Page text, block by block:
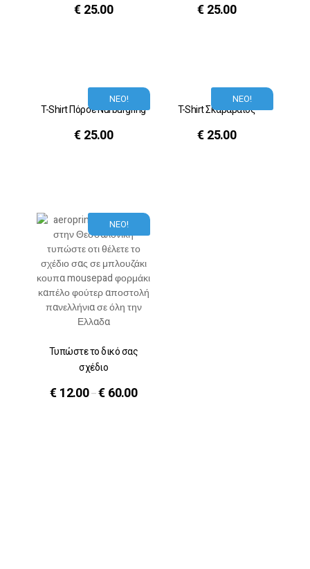
€ 25.00 € 25.00
ΝΕΟ!
T-Shirt Πόρσε Nurburgring
€ 25.00
ΝΕΟ!
T-Shirt Σκαραβαίος
€ 25.00
ΝΕΟ!
Τυπώστε το δικό σας
σχέδιο
€ 12.00–€ 60.00